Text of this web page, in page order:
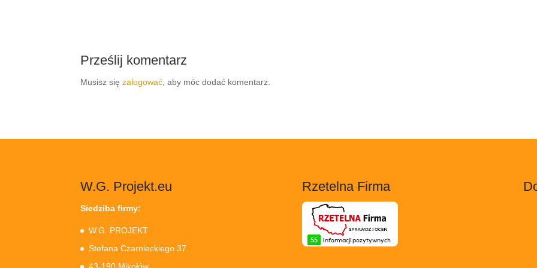
Prześlij komentarz
Musisz sięzalogować, aby móc dodać komentarz.
W.G. Projekt.eu
Siedziba firmy:
W.G. PROJEKT
Stefana Czarnieckiego 37
Rzetelna Firma